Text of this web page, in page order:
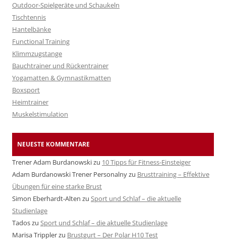
Outdoor-Spielgeräte und Schaukeln
Tischtennis
Hantelbänke
Functional Training
Klimmzugstange
Bauchtrainer und Rückentrainer
Yogamatten & Gymnastikmatten
Boxsport
Heimtrainer
Muskelstimulation
NEUESTE KOMMENTARE
Trener Adam Burdanowskizu 10 Tipps für Fitness-Einsteiger
Adam Burdanowski Trener Personalnyzu Brusttraining – Effektive
Übungen für eine starke Brust
Simon Eberhardt-Alten zu Sport und Schlaf – die aktuelle
Studienlage
Tadoszu Sport und Schlaf – die aktuelle Studienlage
Marisa Tripplerzu Brustgurt – Der Polar H10 Test